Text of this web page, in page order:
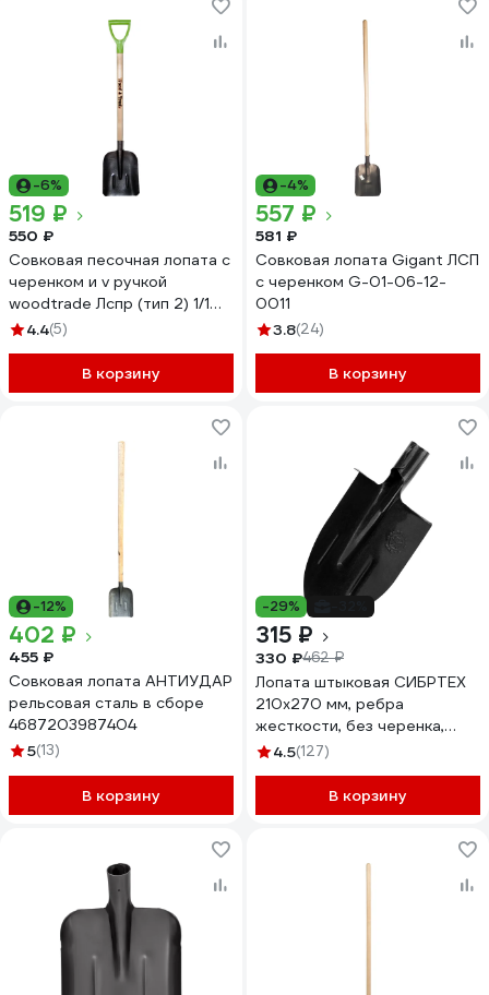
-6%
519 ₽
550 ₽
Совковая песочная лопата с
черенком и v ручкой
woodtrade Лспр (тип 2) 1/1
1274.4(5)
В корзину
-4%
557 ₽
581 ₽
Совковая лопата Gigant ЛСП
с черенком G-01-06-12-
0011
3.8(24)
В корзину
-12%
402 ₽
455 ₽
Совковая лопата АНТИУДАР
рельсовая сталь в сборе
4687203987404
5(13)
В корзину
-29%
315 ₽
330 ₽462 ₽
Лопата штыковая СИБРТЕХ
210х270 мм, ребра
жесткости, без черенка,
Россия, 61470
4.5(127)
В корзину